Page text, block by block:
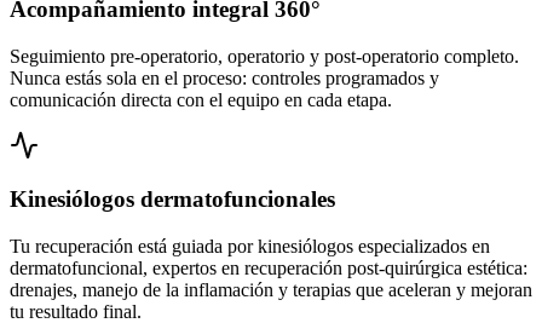
Acompañamiento integral 360°
Seguimiento pre-operatorio, operatorio y post-operatorio completo.
Nunca estás sola en el proceso: controles programados y
comunicación directa con el equipo en cada etapa.
Kinesiólogos dermatofuncionales
Tu recuperación está guiada por kinesiólogos especializados en
dermatofuncional, expertos en recuperación post-quirúrgica estética:
drenajes, manejo de la inflamación y terapias que aceleran y mejoran
tu resultado final.